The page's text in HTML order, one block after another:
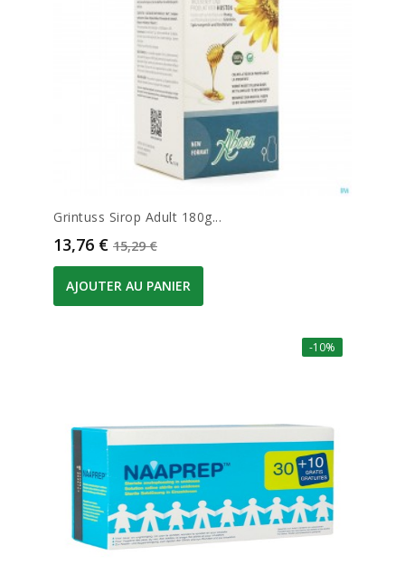
Grintuss Sirop Adult 180g...
Prix
13,76 € Prix de base
15,29 €
AJOUTER AU PANIER
-10%